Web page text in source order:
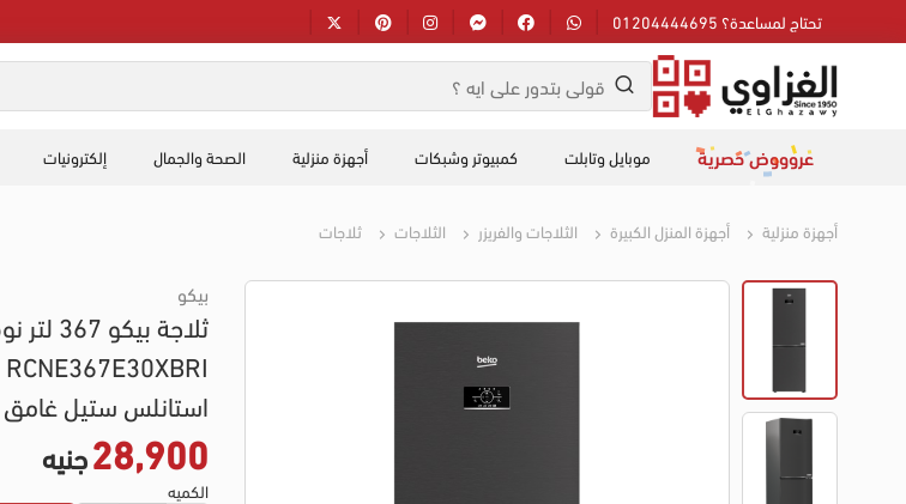
تحتاج لمساعدة؟ 01204444695
عروووض حصرية موبايل وتابلت كمبيوتر وشبكات أجهزة منزلية الصحة والجمال إلكترونيات
أجهزة منزلية أجهزة المنزل الكبيرة الثلاجات والفريزر الثلاجات ثلاجات
بيكو
استانلس ستيل غامق
28,900جنيه
الكميه